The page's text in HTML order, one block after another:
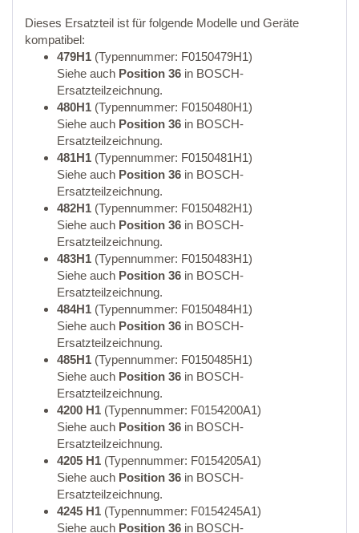
Dieses Ersatzteil ist für folgende Modelle und Geräte
kompatibel:
479H1 (Typennummer: F0150479H1)
Siehe auch Position 36 in BOSCH-
Ersatzteilzeichnung.
480H1 (Typennummer: F0150480H1)
Siehe auch Position 36 in BOSCH-
Ersatzteilzeichnung.
481H1 (Typennummer: F0150481H1)
Siehe auch Position 36 in BOSCH-
Ersatzteilzeichnung.
482H1 (Typennummer: F0150482H1)
Siehe auch Position 36 in BOSCH-
Ersatzteilzeichnung.
483H1 (Typennummer: F0150483H1)
Siehe auch Position 36 in BOSCH-
Ersatzteilzeichnung.
484H1 (Typennummer: F0150484H1)
Siehe auch Position 36 in BOSCH-
Ersatzteilzeichnung.
485H1 (Typennummer: F0150485H1)
Siehe auch Position 36 in BOSCH-
Ersatzteilzeichnung.
4200 H1 (Typennummer: F0154200A1)
Siehe auch Position 36 in BOSCH-
Ersatzteilzeichnung.
4205 H1 (Typennummer: F0154205A1)
Siehe auch Position 36 in BOSCH-
Ersatzteilzeichnung.
4245 H1 (Typennummer: F0154245A1)
Siehe auch Position 36 in BOSCH-